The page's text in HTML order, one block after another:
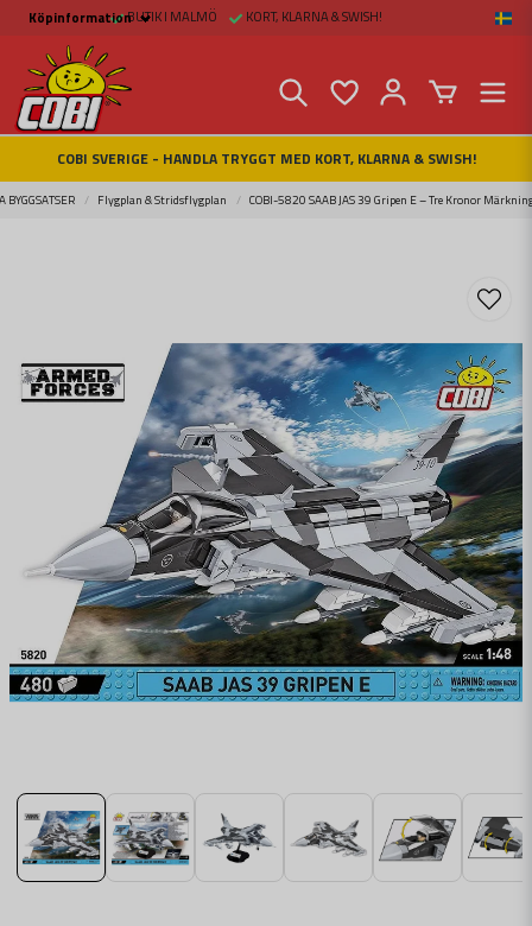
Köpinformation
Köpinformation
Köpvillkor
Betalsätt och Frakt
Beställ online hos
Fritid & Prylar
Fakta om Cobi Blocks
COBI BUTIK I MALMÖ
Kontakta oss
BUTIK I MALMÖ KORT, KLARNA & SWISH!
COBI SVERIGE - HANDLA TRYGGT MED KORT, KLARNA & SWISH!
BYGGSATSER Flygplan & Stridsflygplan COBI-5820 SAAB JAS 39 Gripen E – Tre Kronor